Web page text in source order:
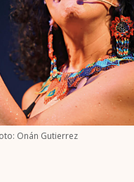
Onán Gutierrez